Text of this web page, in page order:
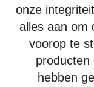
onze
alles aan om
voorop te
producten
hebben